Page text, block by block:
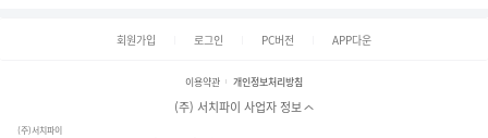
회원가입 로그인 PC버전 APP다운
이용약관 개인정보처리방침
(주) 서치파이 사업자 정보
(주)서치파이